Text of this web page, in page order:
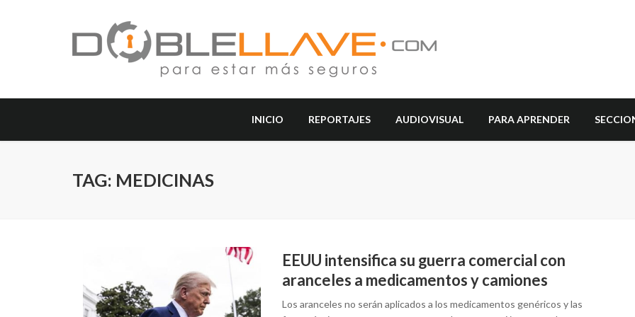
INICIO REPORTAJES AUDIOVISUAL PARA APRENDER
TAG: MEDICINAS
EEUU intensifica su guerra comercial con
aranceles a medicamentos y camiones
Los aranceles no serán aplicados a los medicamentos genéricos y las